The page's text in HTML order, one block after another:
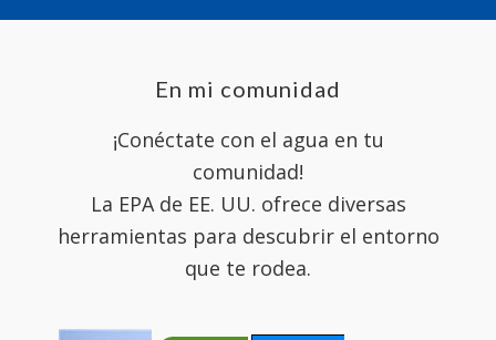
En mi comunidad
¡Conéctate con el agua en tu
comunidad!
La EPA de EE. UU. ofrece diversas
herramientas para descubrir el entorno
que te rodea.